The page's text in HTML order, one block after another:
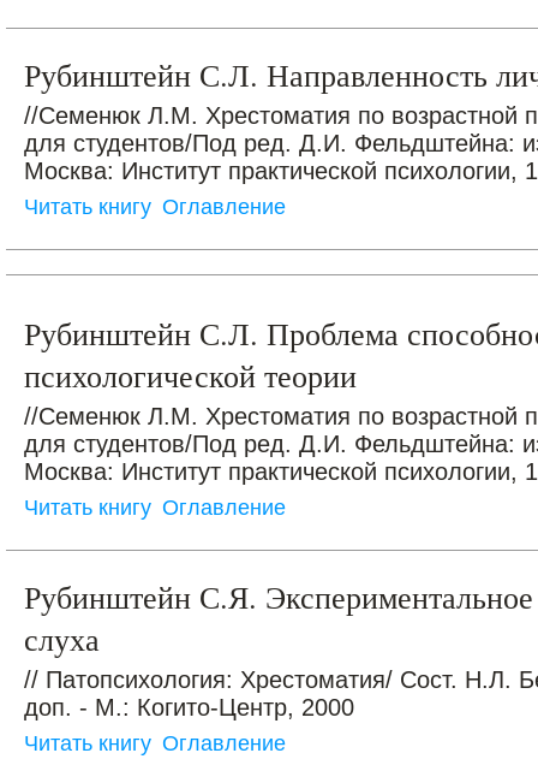
Рубинштейн С.Л. Направленность
//Семенюк Л.М. Хрестоматия по возрастной
для студентов/Под ред. Д.И. Фельдштейна:
Москва: Институт практической психологии,
Читать книгу Оглавление
Рубинштейн С.Л. Проблема
психологической теории
//Семенюк Л.М. Хрестоматия по возрастной
для студентов/Под ред. Д.И. Фельдштейна:
Москва: Институт практической психологии,
Читать книгу Оглавление
Рубинштейн С.Я.
слуха
// Патопсихология: Хрестоматия/ Сост. Н.Л.
доп. - М.: Когито-Центр, 2000
Читать книгу Оглавление